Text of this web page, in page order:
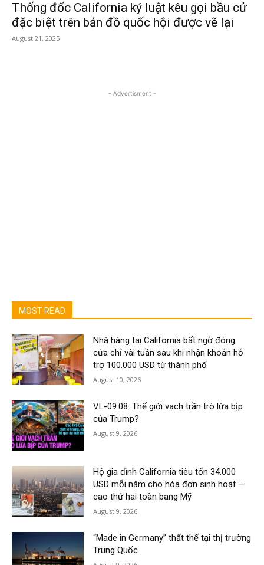
Thống đốc California ký luật kêu gọi bầu cử
đặc biệt trên bản đồ quốc hội được vẽ lại
August 21, 2025
- Advertisment -
MOST READ
Nhà hàng tại California bất ngờ đóng
cửa chỉ vài tuần sau khi nhận khoản hỗ
trợ 100.000 USD từ thành phố
August 10, 2026
VL-09.08: Thế giới vạch trần trò lừa bịp
của Trump?
August 9, 2026
Hộ gia đình California tiêu tốn 34.000
USD mỗi năm cho hóa đơn sinh hoạt —
cao thứ hai toàn bang Mỹ
August 9, 2026
“Made in Germany” thất thế tại thị trường
Trung Quốc